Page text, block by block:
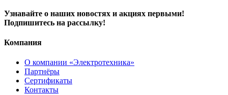
Узнавайте о наших новостях и акциях первыми!
Подпишитесь на рассылку!
Компания
О компании «Электротехника»
Партнёры
Сертификаты
Контакты